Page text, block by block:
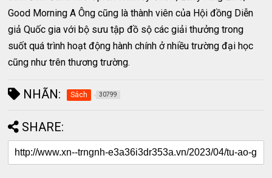
Good Morning A Ông cũng là thành viên của Hội đồng Diễn
giả Quốc gia với bộ sưu tập đồ sộ các giải thưởng trong
suốt quá trình hoạt động hành chính ở nhiều trường đại học
cũng như trên thương trường.
NHÃN: Sách 30799
SHARE: